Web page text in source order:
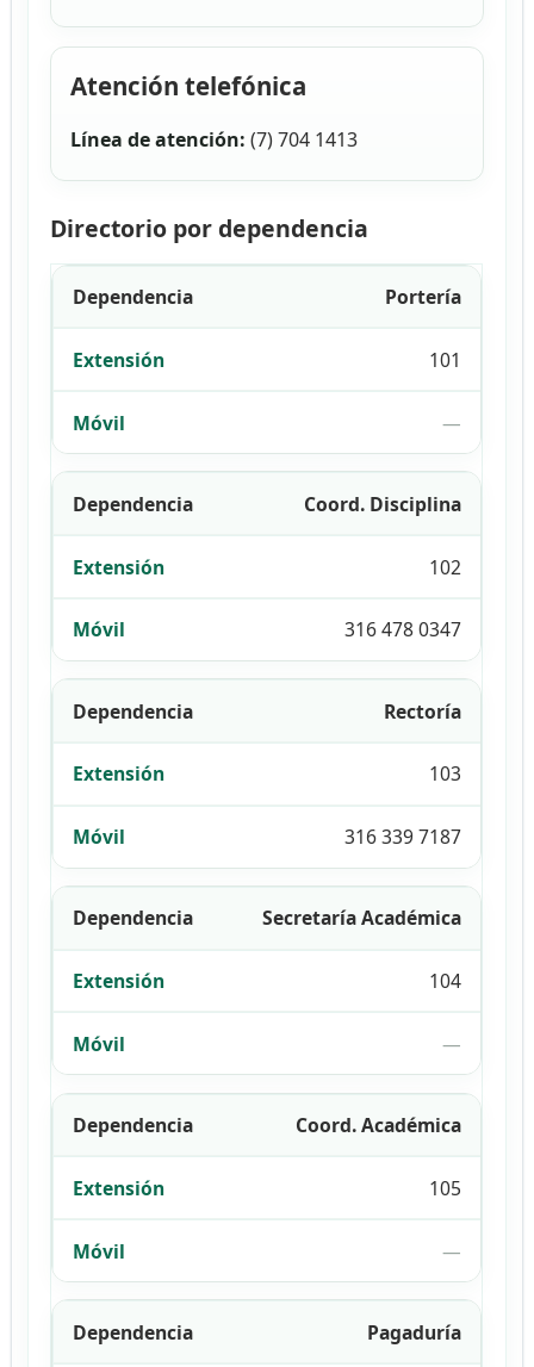
Atención telefónica
Línea de atención: (7) 704 1413
Directorio por dependencia
Portería
101
—
Coord. Disciplina
102
316 478 0347
Rectoría
103
316 339 7187
Secretaría Académica
104
—
Coord. Académica
105
—
Pagaduría